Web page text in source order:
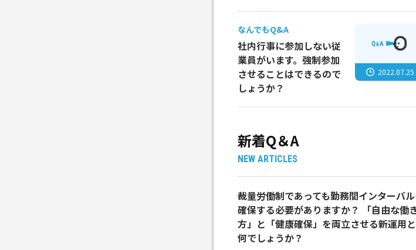
なんでもQ&A
社内行事に参加しない従
業員がいます。強制参加
させることはできるので
しょうか？
2022.07.25
新着Q＆A
NEW ARTICLES
裁量労働制であっても勤務間インターバ
確保する必要がありますか？ 「自由な働
方」と「健康確保」を両立させる新運用
何でしょうか？